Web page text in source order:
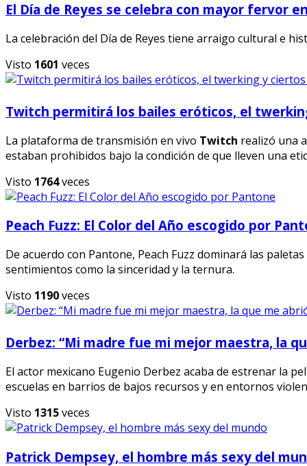
El Día de Reyes se celebra con mayor fervor
La celebración del Día de Reyes tiene arraigo cultural e
Visto 1601 veces
Twitch permitirá los bailes eróticos, el
La plataforma de transmisión en vivo Twitch realizó una
estaban prohibidos bajo la condición de que lleven una
Visto 1764veces
Peach Fuzz: El Color del Año escogido por
De acuerdo con Pantone, Peach Fuzz dominará las
sentimientos como la sinceridad y la ternura.
Visto 1190veces
Derbez: “Mi madre fue mi mejor maestra, la
El actor mexicano Eugenio Derbez acaba de estrenar la
escuelas en barrios de bajos recursos y en entornos
Visto 1315veces
Patrick Dempsey, el hombre más sexy del